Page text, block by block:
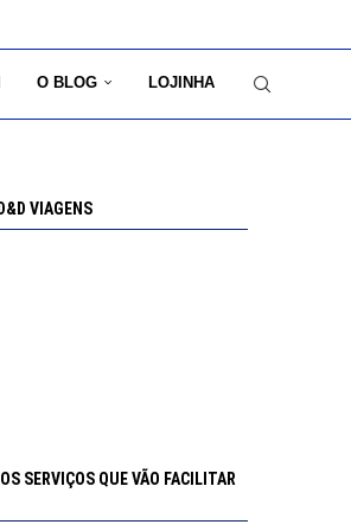
O BLOG LOJINHA
VIAGENS
SERVIÇOS QUE VÃO FACILITAR